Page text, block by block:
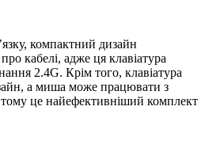
компактний дизайн
кабелі, адже ця клавіатура
2.4G. Крім того, клавіатура
а миша може працювати з
це найефективніший комплект